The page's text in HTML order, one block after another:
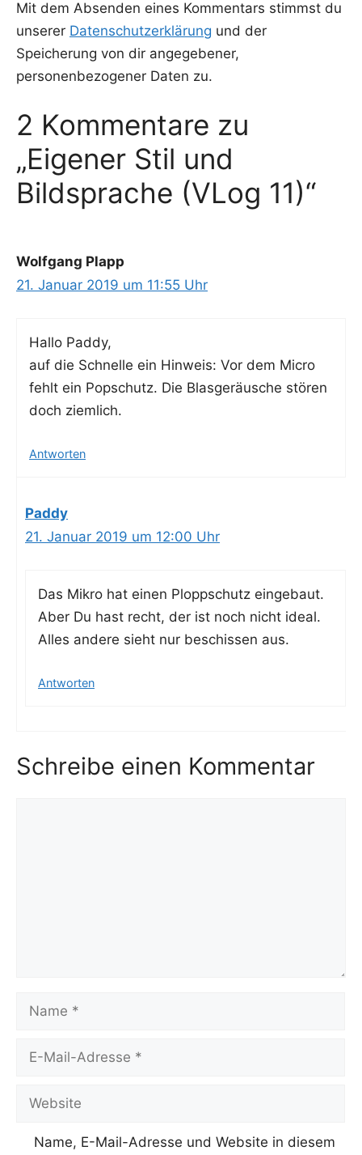
Mit dem Absenden eines Kommentars stimmst du
unserer Datenschutzerklärung und der
Speicherung von dir angegebener,
personenbezogener Daten zu.
2 Kommentare zu
„Eigener Stil und
Bildsprache (VLog 11)“
Wolfgang Plapp
21. Januar 2019 um 11:55 Uhr
Hal­lo Paddy,
auf die Schnel­le ein Hin­weis: Vor dem Micro
fehlt ein Pop­schutz. Die Blas­ge­räu­sche stö­ren
doch ziemlich.
Antworten
Paddy
21. Januar 2019 um 12:00 Uhr
Das Mikro hat einen Plopp­schutz ein­ge­baut.
Aber Du hast recht, der ist noch nicht ide­al.
Alles ande­re sieht nur beschis­sen aus.
Antworten
Schreibe einen Kommentar
Name
Adresse
Website
Name, E-Mail-Adresse und Website in diesem